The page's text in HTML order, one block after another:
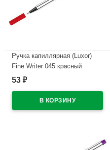
Ручка капиллярная (Luxor)
Fine Writer 045 красный
арт.7123 (Ст.10)
53 ₽